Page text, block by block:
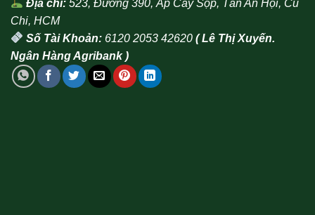
Địa chỉ: 523, Đường 390, Ấp Cây Sộp, Tân An Hội, Củ
Chi, HCM
Số Tài Khoản: 6120 2053 42620( Lê Thị Xuyến.
Ngân Hàng Agribank )